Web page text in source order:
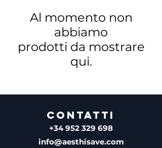
Al momento non
abbiamo
prodotti da mostrare
qui.
CONTATTI
+34 952 329 698
info@aesthisave.com